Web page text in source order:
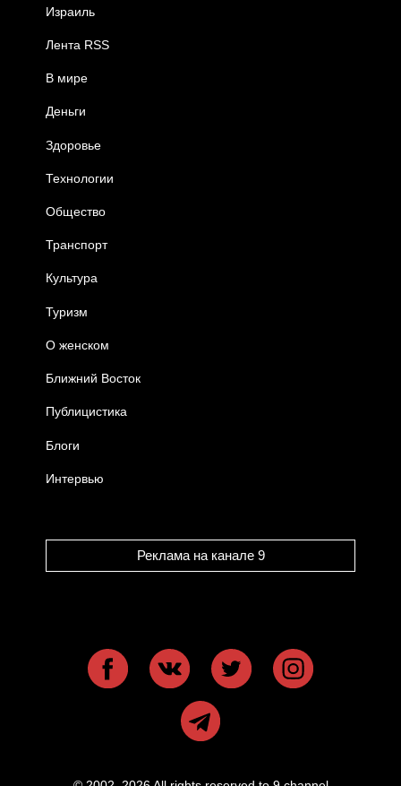
Израиль
Лента RSS
В мире
Деньги
Здоровье
Технологии
Общество
Транспорт
Культура
Туризм
О женском
Ближний Восток
Публицистика
Блоги
Интервью
Реклама на канале 9